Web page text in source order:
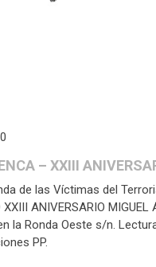
– XXIII
de las Víctimas del
ANIVERSARIO
la Ronda Oeste s/n.
PP.